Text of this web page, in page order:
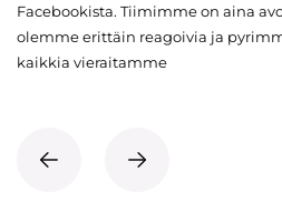
Facebookista. Tiimimme on aina
olemme erittäin reagoivia ja
kaikkia vieraitamme